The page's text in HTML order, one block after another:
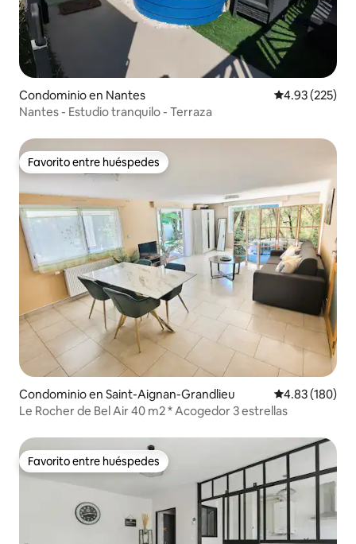
Condominio en Nantes Calificación
4.93 (225)
Nantes - Estudio tranquilo - Terraza
Favorito entre huéspedes
Favorito entre huéspedes
Condominio en Saint-Aignan-Grandlieu Calificación
4.83 (180)
Le Rocher de Bel Air 40 m2 * Acogedor 3 estrellas
Favorito entre huéspedes
Favorito entre huéspedes